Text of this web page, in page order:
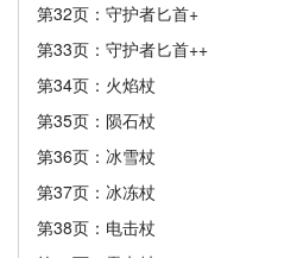
第32页：守护者匕首+
第33页：守护者匕首++
第34页：火焰杖
第35页：陨石杖
第36页：冰雪杖
第37页：冰冻杖
第38页：电击杖